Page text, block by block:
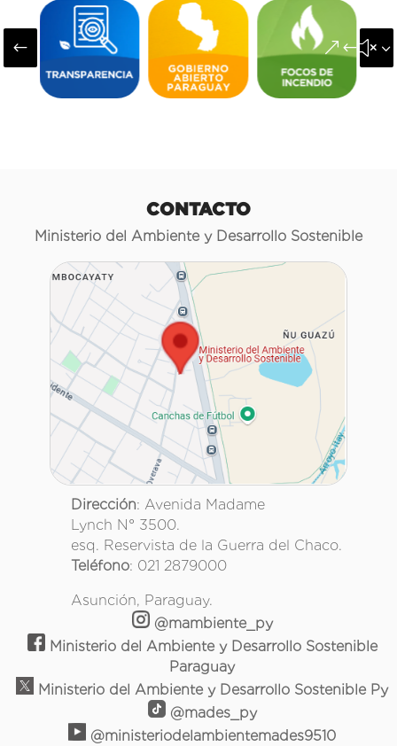
#
CONTACTO
Ministerio del Ambiente y Desarrollo Sostenible
Dirección: Avenida Madame
Lynch N° 3500.
esq. Reservista de la Guerra del Chaco.
Teléfono: 021 2879000
Asunción, Paraguay.
@mambiente_py
Ministerio del Ambiente y Desarrollo Sostenible
Paraguay
Ministerio del Ambiente y Desarrollo Sostenible Py
@mades_py
@ministeriodelambientemades9510